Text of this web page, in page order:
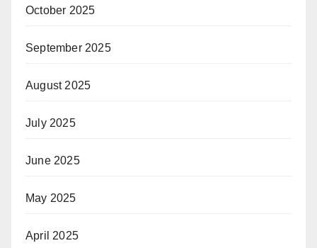
October 2025
September 2025
August 2025
July 2025
June 2025
May 2025
April 2025